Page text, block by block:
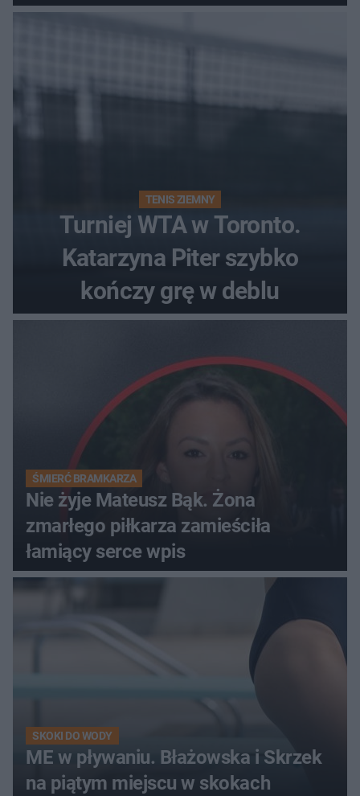
Polki?
TENIS ZIEMNY
Turniej WTA w Toronto.
Katarzyna Piter szybko
kończy grę w deblu
ŚMIERĆ BRAMKARZA
Nie żyje Mateusz Bąk. Żona
zmarłego piłkarza zamieściła
łamiący serce wpis
SKOKI DO WODY
ME w pływaniu. Błażowska i Skrzek
na piątym miejscu w skokach